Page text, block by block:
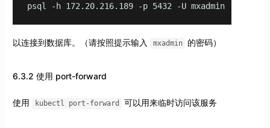
psql -h 172.20.216.189 -p 5432 -U mxadmin
以连接到数据库。（请按照提示输入 mxadmin 的密码）
6.3.2 使用 port-forward
使用 kubectl port-forward 可以用来临时访问该服务